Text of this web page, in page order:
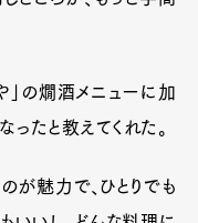
」の燗酒メニューに加
ったと教えてくれた。
が魅力で、ひとりでも